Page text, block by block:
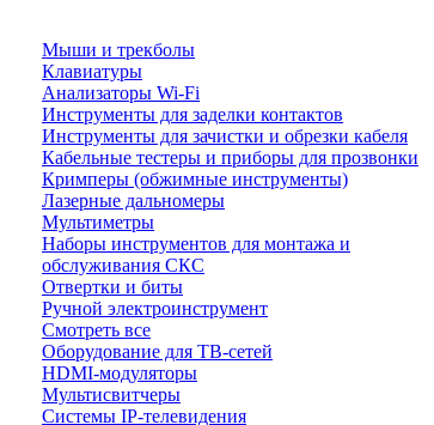
Мыши и трекболы
Клавиатуры
Анализаторы Wi-Fi
Инструменты для заделки контактов
Инструменты для зачистки и обрезки кабеля
Кабельные тестеры и приборы для прозвонки
Кримперы (обжимные инструменты)
Лазерные дальномеры
Мультиметры
Наборы инструментов для монтажа и
обслуживания СКС
Отвертки и биты
Ручной электроинструмент
Смотреть все
Оборудование для ТВ-сетей
HDMI-модуляторы
Мультисвитчеры
Системы IP-телевидения